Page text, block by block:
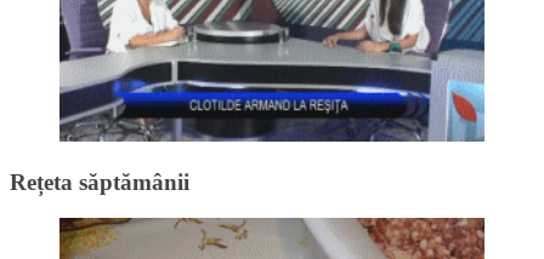
Rețeta săptămânii